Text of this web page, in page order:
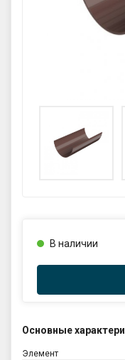
Основные
Элемент
В наличии